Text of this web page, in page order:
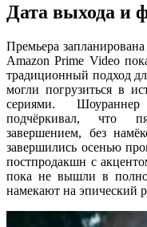
Дата выхода и
Премьера
Amazon Prime Video
традиционный подход
могли погрузиться в
сериями.
подчёркивал, что
завершением, без
завершились осенью
постпродакшн с
пока не вышли в
намекают на эпический